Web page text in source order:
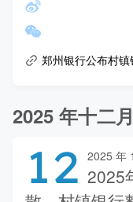
郑州银行公布村
2025 年十二月
12 2025 年
2025